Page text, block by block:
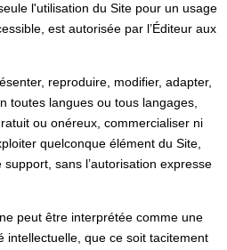
l'utilisation du Site pour un usage
est autorisée par l’Éditeur aux
reproduire, modifier, adapter,
toutes langues ou tous langages,
ou onéreux, commercialiser ni
quelconque élément du Site,
sans l’autorisation expresse
peut être interprétée comme une
intellectuelle, que ce soit tacitement